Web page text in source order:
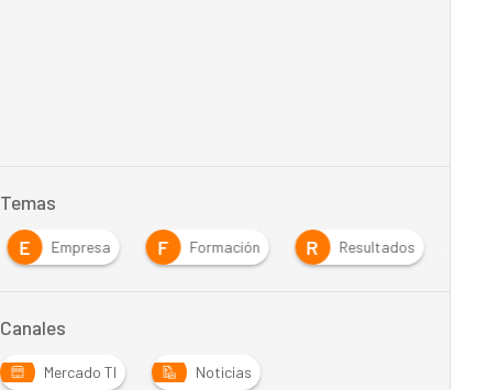
Temas
E Empresa F Formación R Resultados
Canales
Mercado TI Noticias